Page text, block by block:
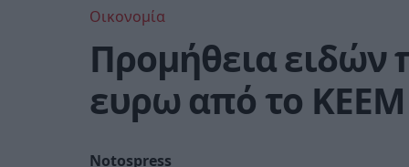
Οικονομία
Προμήθεια ειδών
ευρω από το ΚΕΕΜ
Notospress